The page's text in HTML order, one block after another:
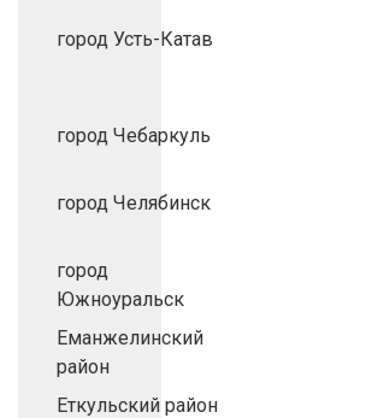
город Усть-Катав
город Чебаркуль
город Челябинск
город
Южноуральск
Еманжелинский
район
Еткульский район